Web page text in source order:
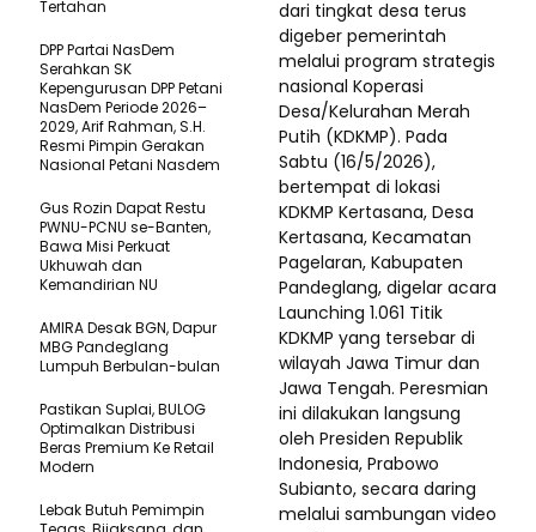
dari tingkat desa terus
digeber pemerintah
melalui program strategis
nasional Koperasi
Desa/Kelurahan Merah
Putih (KDKMP). Pada
Sabtu (16/5/2026),
bertempat di lokasi
KDKMP Kertasana, Desa
Kertasana, Kecamatan
Pagelaran, Kabupaten
Pandeglang, digelar acara
Launching 1.061 Titik
KDKMP yang tersebar di
wilayah Jawa Timur dan
Jawa Tengah. Peresmian
ini dilakukan langsung
oleh Presiden Republik
Indonesia, Prabowo
Subianto, secara daring
melalui sambungan video
Tertahan
DPP Partai NasDem
Serahkan SK
Kepengurusan DPP Petani
NasDem Periode 2026–
2029, Arif Rahman, S.H.
Resmi Pimpin Gerakan
Nasional Petani Nasdem
Gus Rozin Dapat Restu
PWNU-PCNU se-Banten,
Bawa Misi Perkuat
Ukhuwah dan
Kemandirian NU
AMIRA Desak BGN, Dapur
MBG Pandeglang
Lumpuh Berbulan-bulan
Pastikan SupIai, BULOG
Optimalkan Distribusi
Beras Premium Ke Retail
Modern
Lebak Butuh Pemimpin